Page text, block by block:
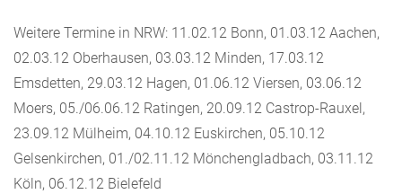
Weitere Termine in NRW: 11.02.12 Bonn, 01.03.12 Aachen,
02.03.12 Oberhausen, 03.03.12 Minden, 17.03.12
Emsdetten, 29.03.12 Hagen, 01.06.12 Viersen, 03.06.12
Moers, 05./06.06.12 Ratingen, 20.09.12 Castrop-Rauxel,
23.09.12 Mülheim, 04.10.12 Euskirchen, 05.10.12
Gelsenkirchen, 01./02.11.12 Mönchengladbach, 03.11.12
Köln, 06.12.12 Bielefeld